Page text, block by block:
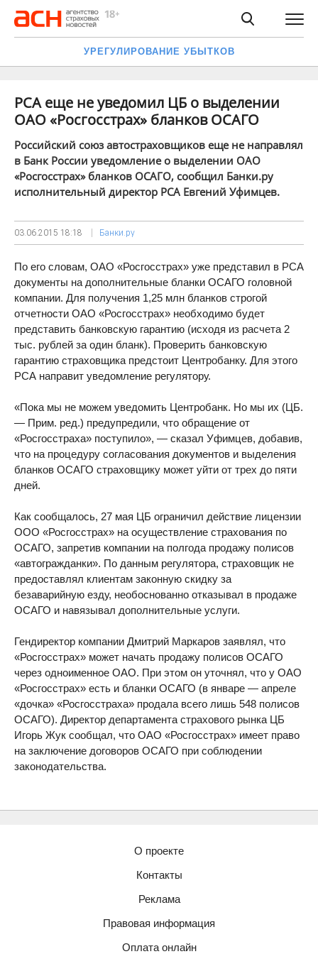
УРЕГУЛИРОВАНИЕ УБЫТКОВ
РСА еще не уведомил ЦБ о выделении
ОАО «Росгосстрах» бланков ОСАГО
Российский союз автостраховщиков еще не направлял
в Банк России уведомление о выделении ОАО
«Росгосстрах» бланков ОСАГО, сообщил Банки.ру
исполнительный директор РСА Евгений Уфимцев.
03.06.2015 18:18 Банки.ру
По его словам, ОАО «Росгосстрах» уже представил в РСА
документы на дополнительные бланки ОСАГО головной
компании. Для получения 1,25 млн бланков строгой
отчетности ОАО «Росгосстрах» необходимо будет
представить банковскую гарантию (исходя из расчета 2
тыс. рублей за один бланк). Проверить банковскую
гарантию страховщика предстоит Центробанку. Для этого
РСА направит уведомление регулятору.
«Пока мы не можем уведомить Центробанк. Но мы их (ЦБ.
— Прим. ред.) предупредили, что обращение от
«Росгосстраха» поступило», — сказал Уфимцев, добавив,
что на процедуру согласования документов и выделения
бланков ОСАГО страховщику может уйти от трех до пяти
дней.
Как сообщалось, 27 мая ЦБ ограничил действие лицензии
ООО «Росгосстрах» на осуществление страхования по
ОСАГО, запретив компании на полгода продажу полисов
«автогражданки». По данным регулятора, страховщик не
предоставлял клиентам законную скидку за
безаварийную езду, необоснованно отказывал в продаже
ОСАГО и навязывал дополнительные услуги.
Гендиректор компании Дмитрий Маркаров заявлял, что
«Росгосстрах» может начать продажу полисов ОСАГО
через одноименное ОАО. При этом он уточнял, что у ОАО
«Росгосстрах» есть и бланки ОСАГО (в январе — апреле
«дочка» «Росгосстраха» продала всего лишь 548 полисов
ОСАГО). Директор департамента страхового рынка ЦБ
Игорь Жук сообщал, что ОАО «Росгосстрах» имеет право
на заключение договоров ОСАГО при соблюдении
законодательства.
О проекте
Контакты
Реклама
Правовая информация
Оплата онлайн